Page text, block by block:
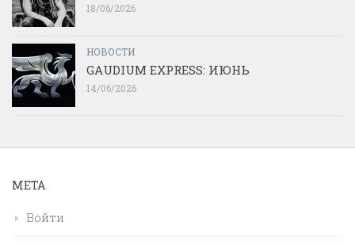
18/06/2026
НОВОСТИ
GAUDIUM EXPRESS: ИЮНЬ
14/06/2026
МЕТА
Войти